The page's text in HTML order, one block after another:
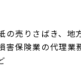
の売りさばき、地
保険業の代理業